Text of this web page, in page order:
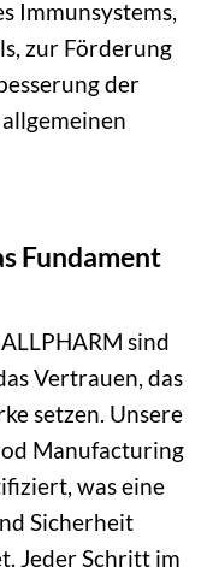
Immunsystems,
zur Förderung
der
Fundament
sind
Vertrauen, das
setzen. Unsere
Manufacturing
was eine
Sicherheit
Jeder Schritt im